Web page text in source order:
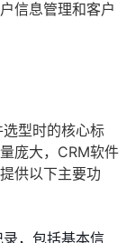
信息管理和客户
型时的核心标
庞大，CRM软件
供以下主要功
，包括基本信